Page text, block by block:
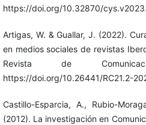
https://doi.org/10.32870/
Artigas, W. & Guallar, J. (2022).
en medios sociales de revistas
Revista de
https://doi.org/10.26441/RC21.2-
Castillo-Esparcia, A., Rubio-
(2012). La investigación en